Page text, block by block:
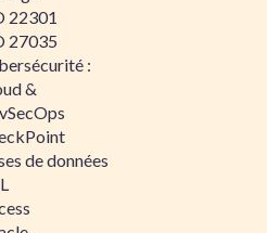
22301
27035
:
&
de données